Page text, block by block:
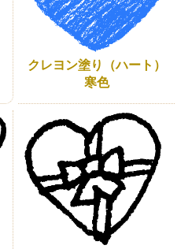
クレヨン塗り（ハート）
寒色